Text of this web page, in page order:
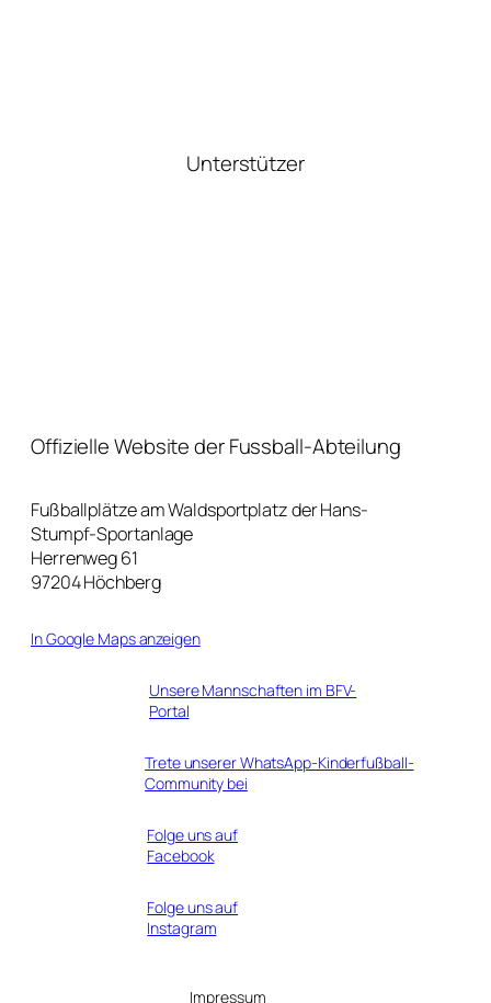
Unterstützer
Offizielle Website der Fussball-Abteilung
Fußballplätze am Waldsportplatz der Hans-
Stumpf-Sportanlage
Herrenweg 61
97204 Höchberg
In Google Maps anzeigen
Unsere Mannschaften im BFV-
Portal
Trete unserer WhatsApp-Kinderfußball-
Community bei
Folge uns auf
Facebook
Folge uns auf
Instagram
Impressum